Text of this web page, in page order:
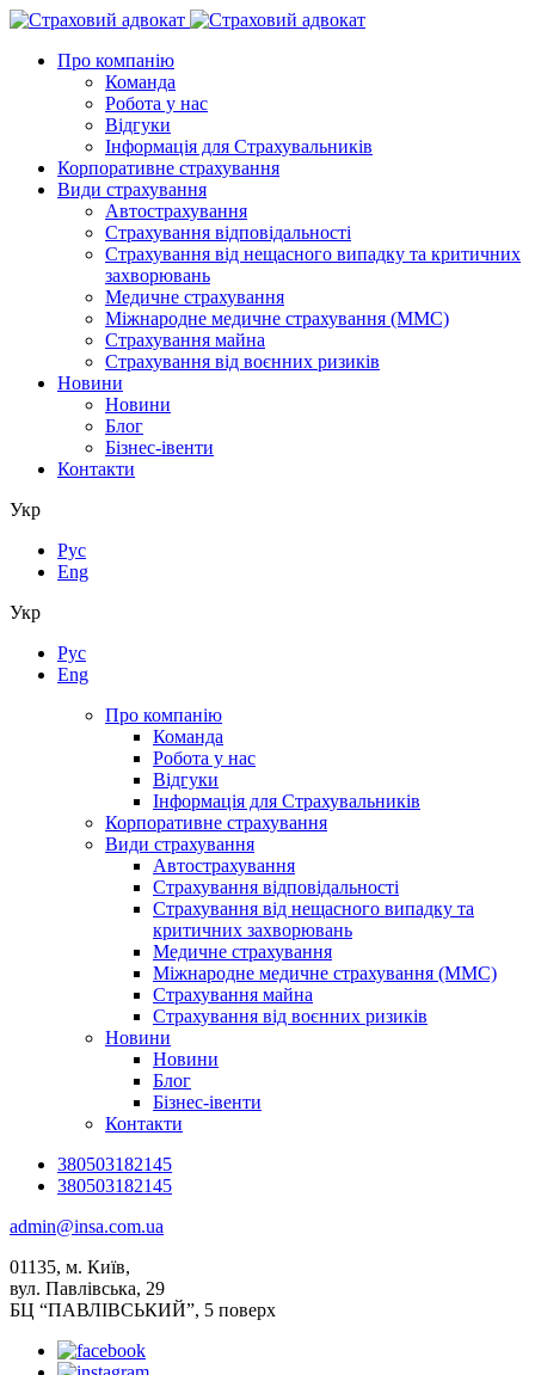
Про компанію
Команда
Робота у нас
Відгуки
Інформація для Страхувальників
Корпоративне страхування
Види страхування
Автострахування
Страхування відповідальності
Страхування від нещасного випадку та критичних
захворювань
Медичне страхування
Міжнародне медичне страхування (ММС)
Страхування майна
Страхування від воєнних ризиків
Новини
Новини
Блог
Бізнес-івенти
Контакти
Укр
Рус
Eng
Укр
Рус
Eng
Про компанію
Команда
Робота у нас
Відгуки
Інформація для Страхувальників
Корпоративне страхування
Види страхування
Автострахування
Страхування відповідальності
Страхування від нещасного випадку та
критичних захворювань
Медичне страхування
Міжнародне медичне страхування (ММС)
Страхування майна
Страхування від воєнних ризиків
Новини
Новини
Блог
Бізнес-івенти
Контакти
380503182145
380503182145
admin@insa.com.ua
01135, м. Київ,
вул. Павлівська, 29
БЦ “ПАВЛІВСЬКИЙ”, 5 поверх